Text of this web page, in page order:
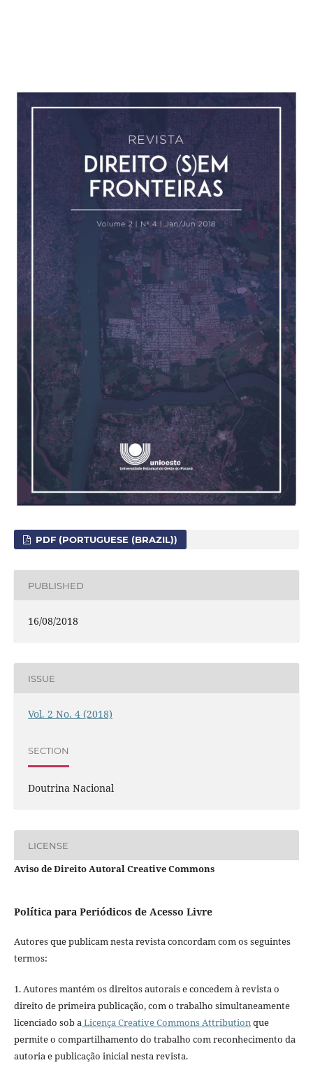
PDF (PORTUGUESE (BRAZIL))
PUBLISHED
16/08/2018
ISSUE
Vol. 2 No. 4 (2018)
SECTION
Doutrina Nacional
LICENSE
Aviso de Direito Autoral Creative Commons
Política para Periódicos de Acesso Livre
Autores que publicam nesta revista concordam com os seguintes
termos:
1. Autores mantém os direitos autorais e concedem à revista o
direito de primeira publicação, com o trabalho simultaneamente
licenciado sob aLicença Creative Commons Attributionque
permite o compartilhamento do trabalho com reconhecimento da
autoria e publicação inicial nesta revista.